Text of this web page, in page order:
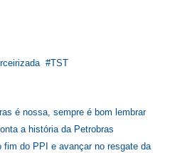
TST
é nossa, sempre é bom lembrar
a história da Petrobras
fim do PPI e avançar no resgate da